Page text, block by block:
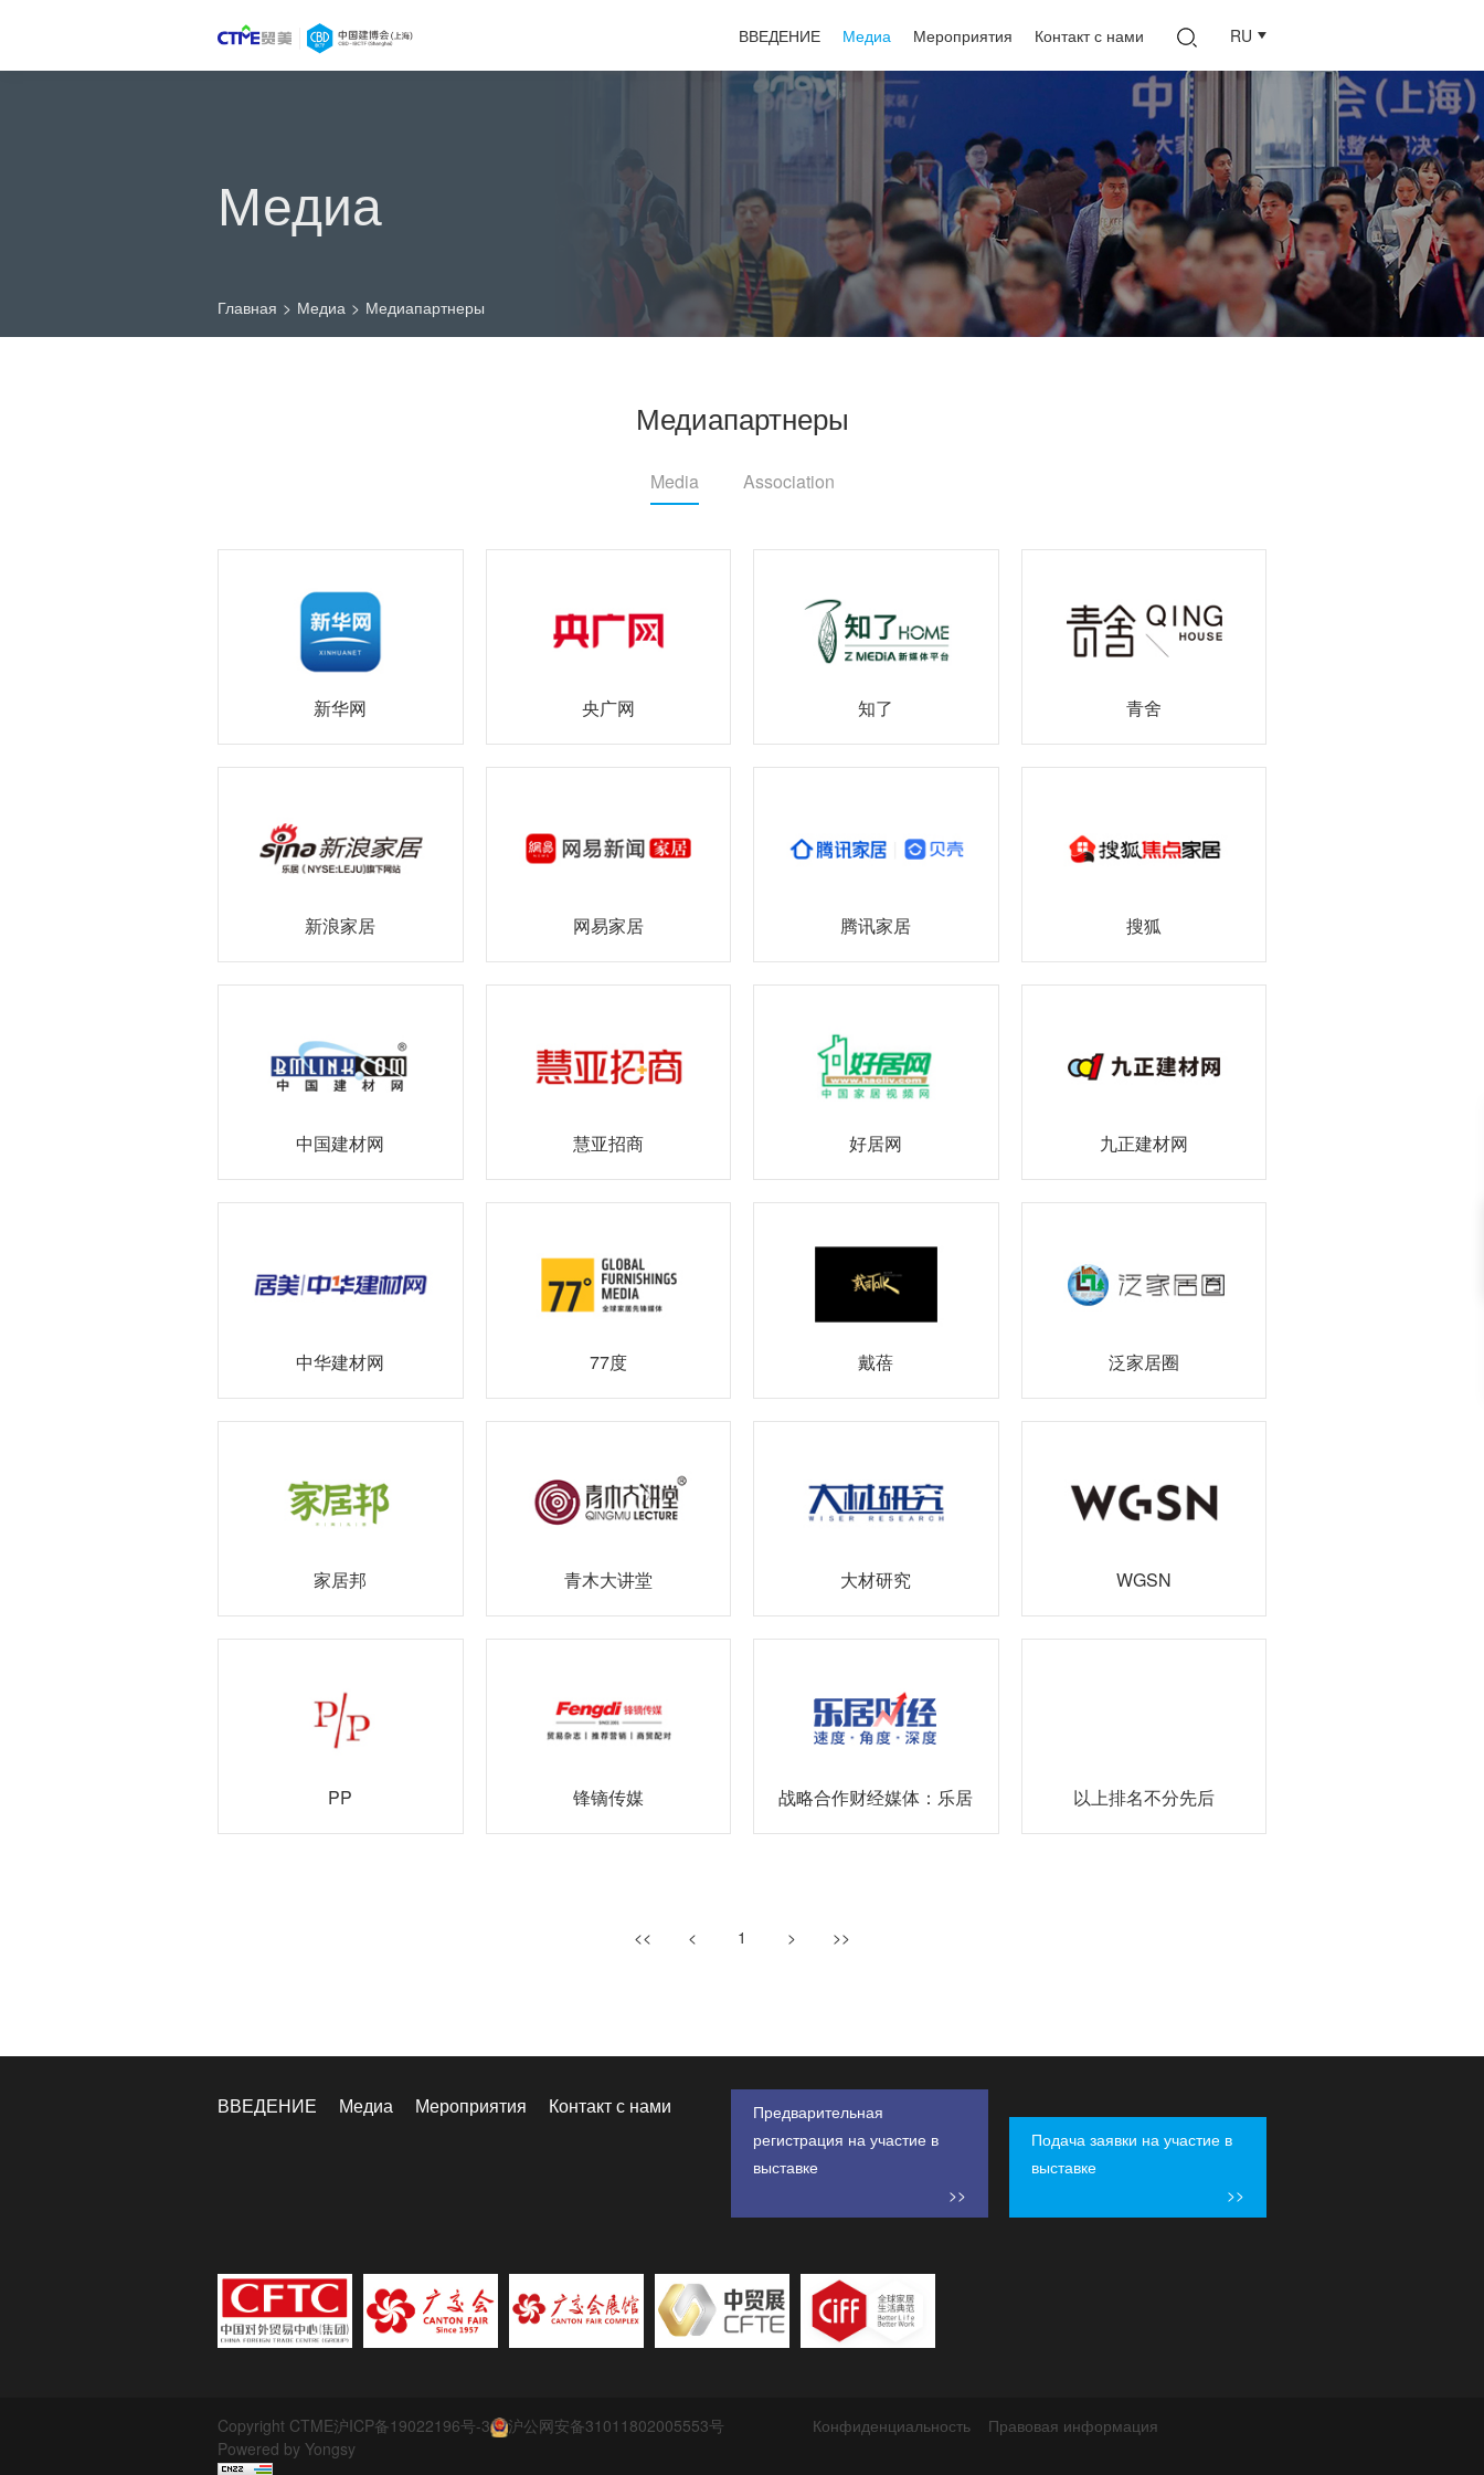
ВВЕДЕНИЕ Медиа Мероприятия Контакт с нами RU
Медиа
Главная > Медиа > Медиапартнеры
Медиапартнеры
Media Association
新华网 央广网 知了 青舍
新浪家居 网易家居 腾讯家居 搜狐
中国建材网 慧亚招商 好居网 九正建材网
中华建材网 77度 戴蓓 泛家居圈
家居邦 青木大讲堂 大材研究 WGSN
PP 锋镝传媒
战略合作财经媒体：乐居
以上排名不分先后
<< < 1 > >>
ВВЕДЕНИЕ Медиа Мероприятия Контакт с нами
Предварительная
регистрация на участие в
выставке
>>
Подача заявки на участие в
выставке
>>
Copyright CTME沪ICP备19022196号-3 沪公网安备31011802005553号 Конфиденциальность
Правовая информация
Powered by Yongsy